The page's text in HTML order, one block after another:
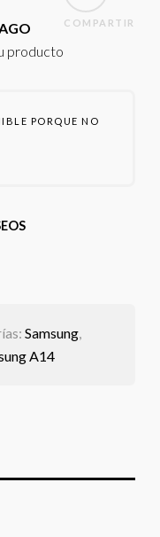
COMPARTIR
producto
PORQUE NO
Samsung,
A14